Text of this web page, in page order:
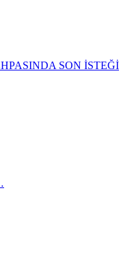
SON İSTEĞİ